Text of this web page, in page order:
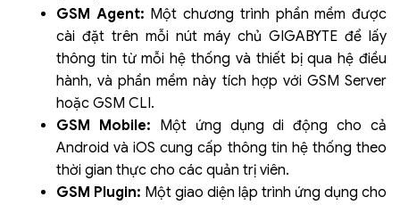
GSM Agent: Một chương trình phần mềm được
cài đặt trên mỗi nút máy chủ GIGABYTE để lấy
thông tin từ mỗi hệ thống và thiết bị qua hệ điều
hành, và phần mềm này tích hợp với GSM Server
hoặc GSM CLI.
GSM Mobile: Một ứng dụng di động cho cả
Android và iOS cung cấp thông tin hệ thống theo
thời gian thực cho các quản trị viên.
GSM Plugin: Một giao diện lập trình ứng dụng cho